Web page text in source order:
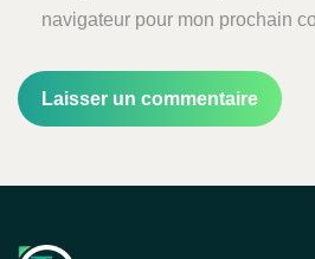
navigateur pour mon prochain